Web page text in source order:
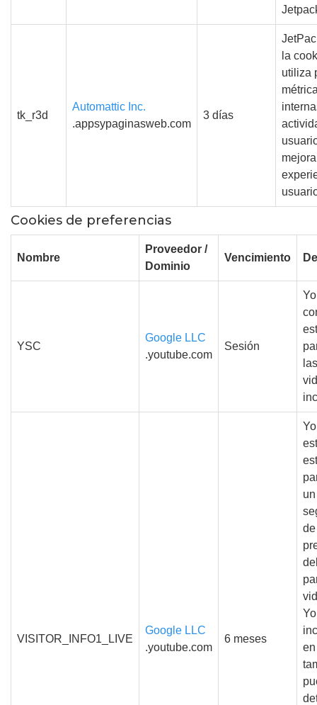
tk_r3d
Automattic Inc.
.appsypaginasweb.com
3 días
la
utiliza
Cookies de preferencias
Nombre
Proveedor /
Dominio
Vencimiento
YSC
Google LLC
.youtube.com
Sesión
VISITOR_INFO1_LIVE
Google LLC
.youtube.com
6 meses
un